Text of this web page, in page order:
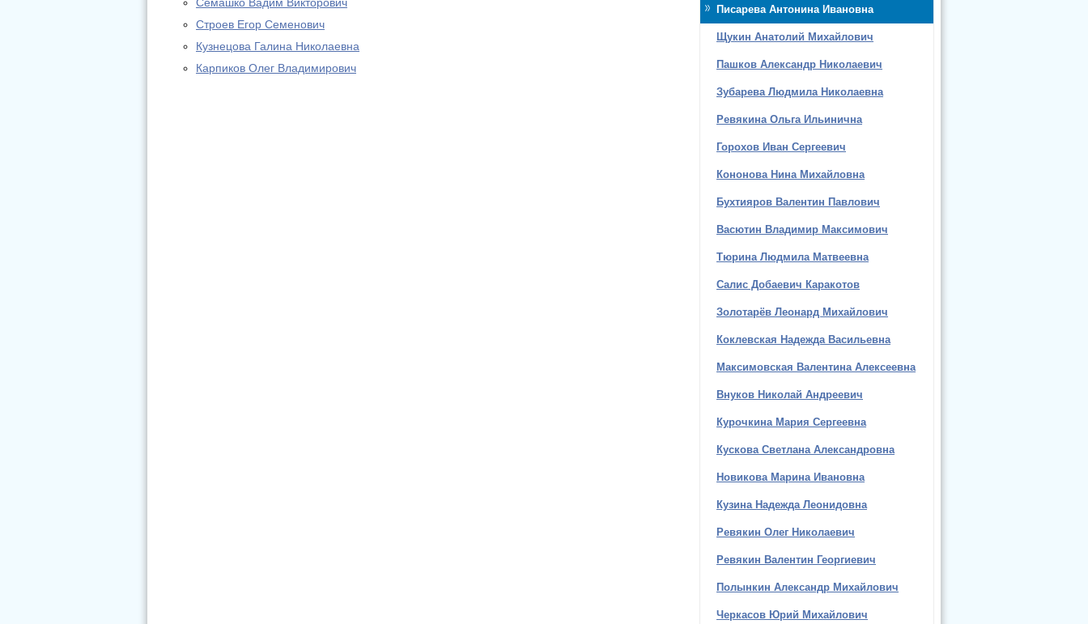
Строев Егор Семенович
Кузнецова Галина Николаевна
Карпиков Олег Владимирович
Писарева Антонина Ивановна
Щукин Анатолий Михайлович
Пашков Александр Николаевич
Зубарева Людмила Николаевна
Ревякина Ольга Ильинична
Горохов Иван Сергеевич
Кононова Нина Михайловна
Бухтияров Валентин Павлович
Васютин Владимир Максимович
Тюрина Людмила Матвеевна
Салис Добаевич Каракотов
Золотарёв Леонард Михайлович
Коклевская Надежда Васильевна
Максимовская Валентина Алексеевна
Внуков Николай Андреевич
Курочкина Мария Сергеевна
Кускова Светлана Александровна
Новикова Марина Ивановна
Кузина Надежда Леонидовна
Ревякин Олег Николаевич
Ревякин Валентин Георгиевич
Полынкин Александр Михайлович
Черкасов Юрий Михайлович